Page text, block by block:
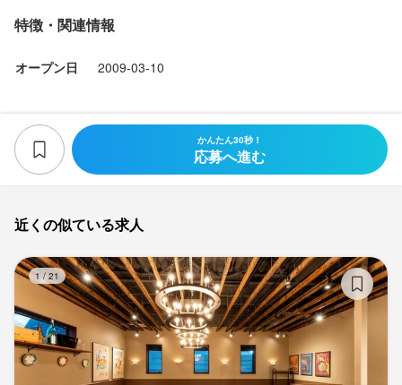
特徴・関連情報
オープン日 2009-03-10
かんたん30秒！
応募へ進む
近くの似ている求人
1 / 21